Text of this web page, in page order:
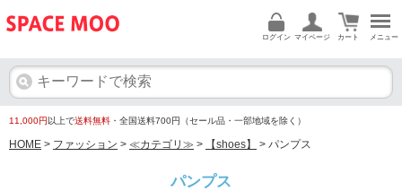
メニュー
カート
マイページ
ログイン
11,000円 以上で送料無料 ・全国送料700円（セール品・一部地域を除く）
HOME > ファッション > ≪カテゴリ≫ > 【shoes】 > パンプス
パンプス